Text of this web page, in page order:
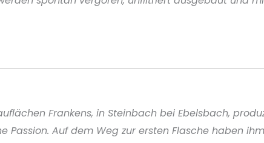
Frankens, in Steinbach bei Ebelsbach,
Passion. Auf dem Weg zur ersten Flasche haben